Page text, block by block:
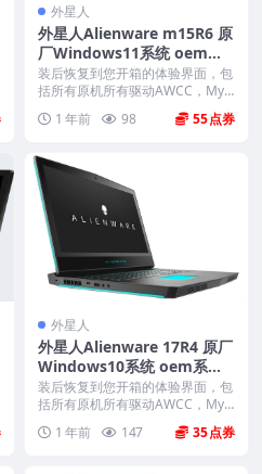
外星人
外星人Alienware m15R6 原
厂Windows11系统 oem系
统 带F12 SupportAssist OS
Recovery恢复
装后恢复到您开箱的体验界面，包
括所有原机所有驱动AWCC，Myd
1 年前 98 55
外星人
外星人Alienware 17R4 原厂
Windows10系统 oem系统
带F12 SupportAssist OS R
ecovery恢复
装后恢复到您开箱的体验界面，包
括所有原机所有驱动AWCC，Myd
1 年前 147 35